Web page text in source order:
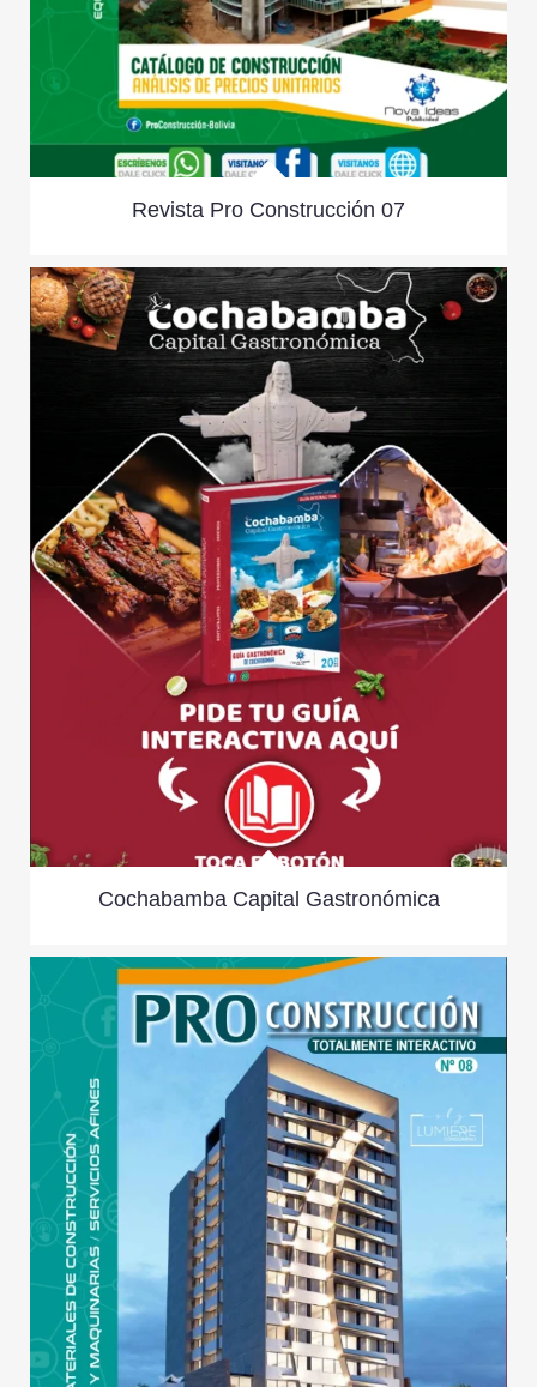
Revista Pro Construcción 07
Cochabamba Capital Gastronómica